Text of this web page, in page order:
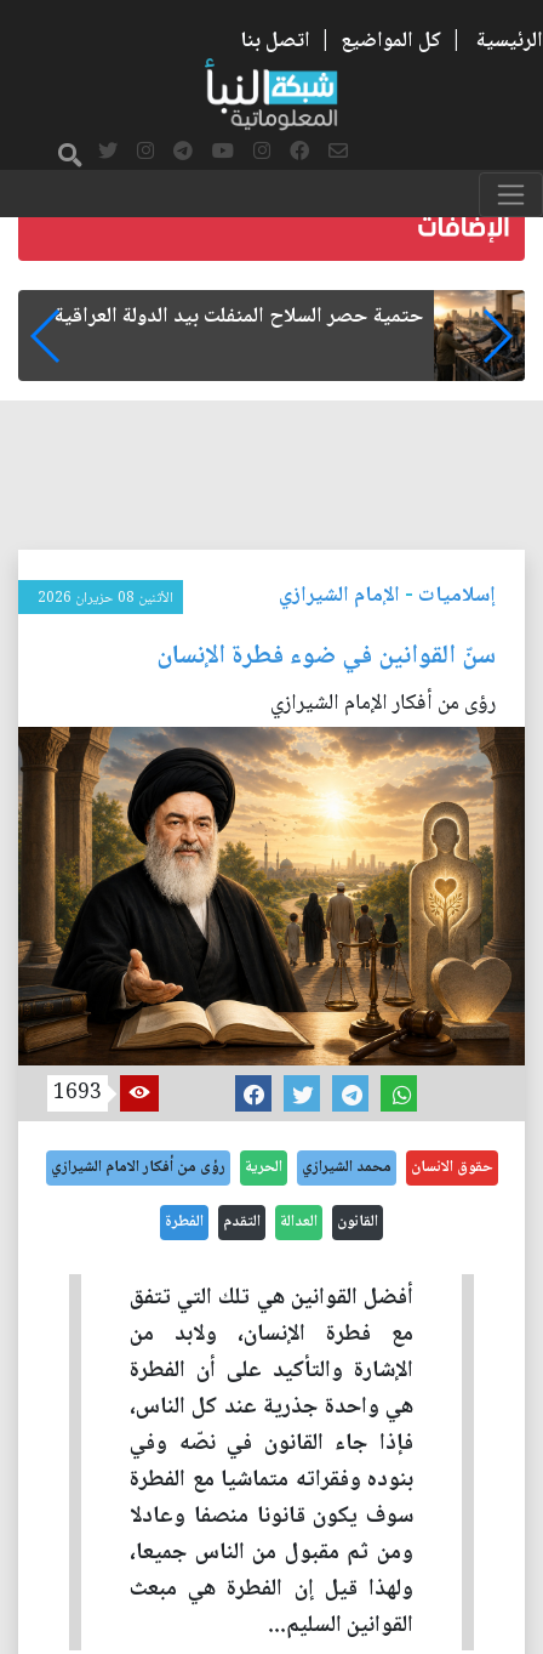
الرئيسية | كل المواضيع | اتصل بنا
البراءة في خطر: كيف نوظف الوعي لحماية
إسلاميات - الإمام الشيرازي الأثنين 08 حزيران 2026
سنّ القوانين في ضوء فطرة الإنسان
رؤى من أفكار الإمام الشيرازي
1693
حقوق الانسان محمد الشيرازي الحرية رؤى من أفكار الامام الشيرازي
القانون العدالة التقدم الفطرة
أفضل القوانين هي تلك التي تتفق
مع فطرة الإنسان، ولابد من
الإشارة والتأكيد على أن الفطرة
هي واحدة جذرية عند كل الناس،
فإذا جاء القانون في نصّه وفي
بنوده وفقراته متماشيا مع الفطرة
سوف يكون قانونا منصفا وعادلا
ومن ثم مقبول من الناس جميعا،
ولهذا قيل إن الفطرة هي مبعث
القوانين السليم...